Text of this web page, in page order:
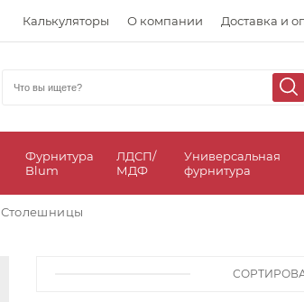
Калькуляторы О компании Доставка и
Фурнитура
Blum
ЛДСП/
МДФ
Универсальная
фурнитура
Столешницы